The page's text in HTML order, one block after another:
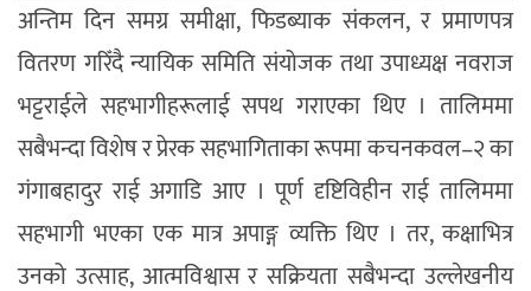
अन्तिम दिन समग्र समीक्षा, फिडब्याक संकलन, र प्रमाणपत्र
वितरण गरिँदै न्यायिक समिति संयोजक तथा उपाध्यक्ष नवराज
भट्टराईले सहभागीहरूलाई सपथ गराएका थिए । तालिममा
सबैभन्दा विशेष र प्रेरक सहभागिताका रूपमा कचनकवल–२ का
गंगाबहादुर राई अगाडि आए । पूर्ण दृष्टिविहीन राई तालिममा
सहभागी भएका एक मात्र अपाङ्ग व्यक्ति थिए । तर, कक्षाभित्र
उनको उत्साह, आत्मविश्वास र सक्रियता सबैभन्दा उल्लेखनीय